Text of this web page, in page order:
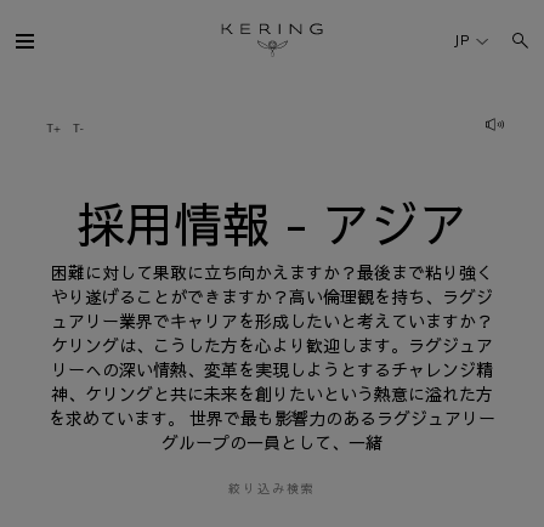
用
情
サステナビリティ
FINANCE
JP
採用情報 - アジア
困難に対して果敢に立ち向かえますか？最後まで粘り強く
やり遂げることができますか？高い倫理観を持ち、ラグジ
ュアリー業界でキャリアを形成したいと考えていますか？
ケリングは、こうした方を心より歓迎します。ラグジュア
リーへの深い情熱、変革を実現しようとするチャレンジ精
神、ケリングと共に未来を創りたいという熱意に溢れた方
を求めています。 世界で最も影響力のあるラグジュアリー
グループの一員として、一緒
絞り込み検索